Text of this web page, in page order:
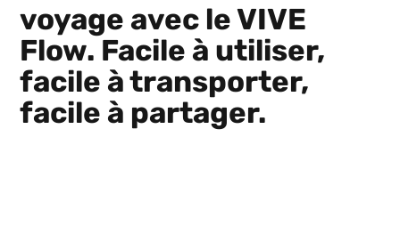
voyage avec le VIVE
Flow. Facile à utiliser,
facile à transporter,
facile à partager.